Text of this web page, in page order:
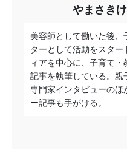
やまさき
美容師として働いた後、
ターとして活動をスタ
ィアを中心に、子育て
記事を執筆している。親
専門家インタビューのほ
ー記事も手がける。